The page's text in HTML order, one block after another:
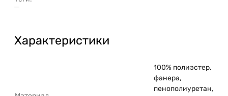
группы, рабочего пространства или зоны отдыха.
Материалы: сталь, фанера, 100% пенополиуретан,
Максимальная нагрузка: 102 кг. Цвет: черный/
пурпурный. Загрязнения удалять с поверхностей
Характеристики
100% полиэстер,
фанера,
пенополиуретан,